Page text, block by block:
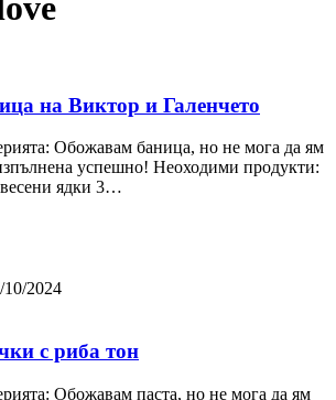
на Виктор и Галенчето
Обожавам баница, но не мога да ям
успешно! Неоходими продукти:
ядки 3…
10/2024
с риба тон
Обожавам паста, но не мога да ям